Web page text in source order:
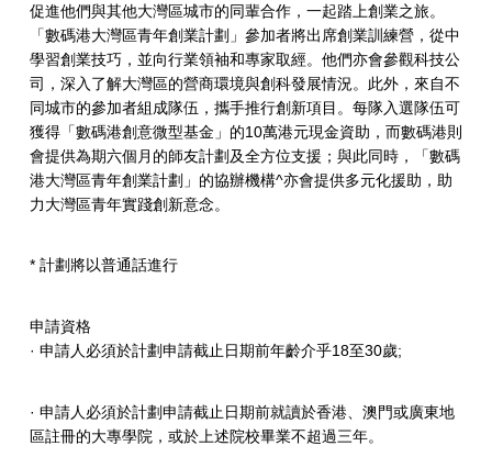
促進他們與其他大灣區城市的同輩合作，一起踏上創業之旅。
「數碼港大灣區青年創業計劃」參加者將出席創業訓練營，從中
學習創業技巧，並向行業領袖和專家取經。他們亦會參觀科技公
司，深入了解大灣區的營商環境與創科發展情況。此外，來自不
同城市的參加者組成隊伍，攜手推行創新項目。每隊入選隊伍可
獲得「數碼港創意微型基金」的10萬港元現金資助，而數碼港則
會提供為期六個月的師友計劃及全方位支援；與此同時，「數碼
港大灣區青年創業計劃」的協辦機構^亦會提供多元化援助，助
力大灣區青年實踐創新意念。
* 計劃將以普通話進行
申請資格
· 申請人必須於計劃申請截止日期前年齡介乎18至30歲;
· 申請人必須於計劃申請截止日期前就讀於香港、澳門或廣東地
區註冊的大專學院，或於上述院校畢業不超過三年。